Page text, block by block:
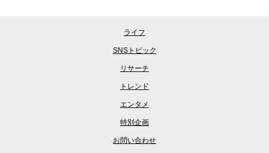
ライフ
SNSトピック
リサーチ
トレンド
エンタメ
特別企画
お問い合わせ